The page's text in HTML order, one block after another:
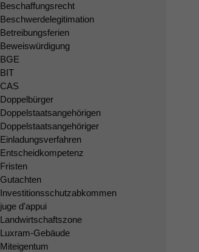
Beschaffungsrecht
Beschwerdelegitimation
Betreibungsferien
Beweiswürdigung
BGE
BIT
CAS
Doppelbürger
Doppelstaatsangehörigen
Doppelstaatsangehöriger
Einladungsverfahren
Entscheidkompetenz
Fristen
Gutachten
Investitionsschutzabkommen
juge d'appui
Landwirtschaftszone
Luxram-Gebäude
Miteigentum